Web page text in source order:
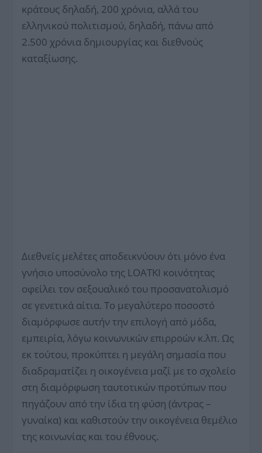
κράτους δηλαδή, 200 χρόνια, αλλά του
ελληνικού πολιτισμού, δηλαδή, πάνω από
2.500 χρόνια δημιουργίας και διεθνούς
καταξίωσης.
Διεθνείς μελέτες αποδεικνύουν ότι μόνο ένα
γνήσιο υποσύνολο της LOATKI κοινότητας
οφείλει τον σεξουαλικό του προσανατολισμό
σε γενετικά αίτια. Το μεγαλύτερο ποσοστό
διαμόρφωσε αυτήν την επιλογή από μόδα,
εμπειρία, λόγω κοινωνικών επιρροών κ.λπ. Ως
εκ τούτου, προκύπτει η μεγάλη σημασία που
διαδραματίζει η οικογένεια μαζί με το σχολείο
στη διαμόρφωση ταυτοτικών προτύπων που
πηγάζουν από την ίδια τη φύση (άντρας –
γυναίκα) και καθιστούν την οικογένεια θεμέλιο
της κοινωνίας και του έθνους.